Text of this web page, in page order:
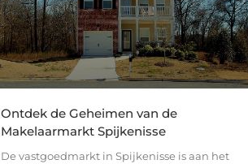
Ontdek de Geheimen van de
Makelaarmarkt Spijkenisse
De vastgoedmarkt in Spijkenisse is aan het